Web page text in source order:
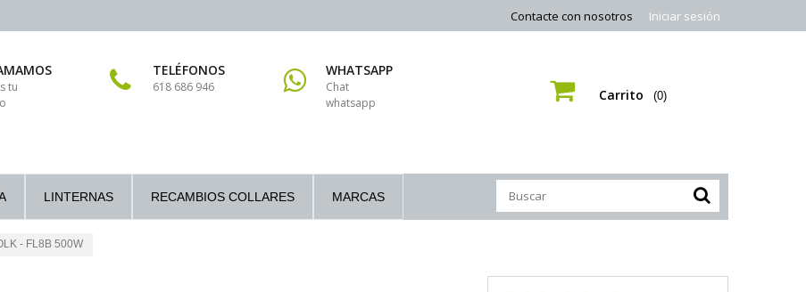
Iniciar sesión
Contacte con nosotros
tu
TELÉFONOS
618 686 946
WHATSAPP
Chat
whatsapp
Carrito (0)
LINTERNAS RECAMBIOS COLLARES MARCAS
- FL8B 500W